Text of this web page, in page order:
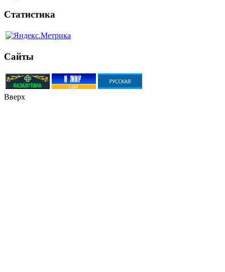
Статистика
Сайты
Вверх